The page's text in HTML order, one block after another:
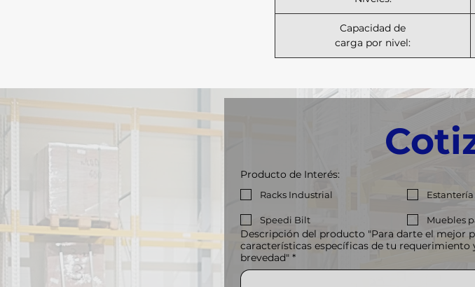
Capacidad de
carga por nivel:
Producto de Interés:
Racks Industrial
Speedi Bilt Muebles
Descripción del producto "Para darte el mejor precio, calidad y servicio, por favor, indícanos las
características específicas de tu
brevedad" *